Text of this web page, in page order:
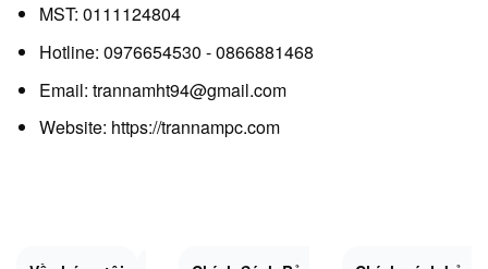
MST: 0111124804
Hotline: 0976654530 - 0866881468
Email: trannamht94@gmail.com
Website: https://trannampc.com